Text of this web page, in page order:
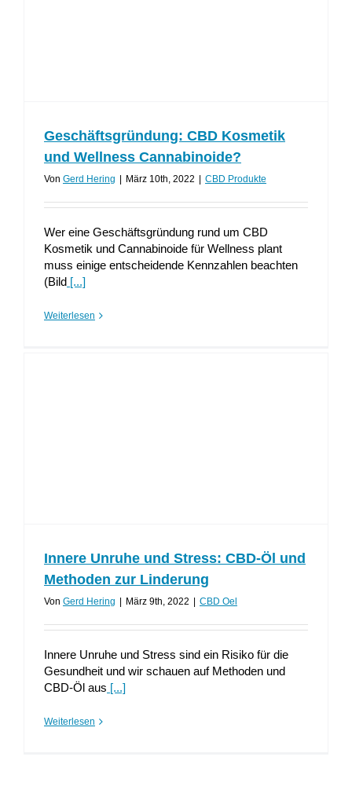
Geschäftsgründung: CBD Kosmetik
und Wellness Cannabinoide?
Von Gerd Hering März 10th, 2022 CBD Produkte
Wer eine Geschäftsgründung rund um CBD
Kosmetik und Cannabinoide für Wellness plant
muss einige entscheidende Kennzahlen beachten
(Bild[...]
Weiterlesen
Innere Unruhe und Stress: CBD-Öl und
Methoden zur Linderung
Von Gerd Hering März 9th, 2022 CBD Oel
Innere Unruhe und Stress sind ein Risiko für die
Gesundheit und wir schauen auf Methoden und
CBD-Öl aus [...]
Weiterlesen